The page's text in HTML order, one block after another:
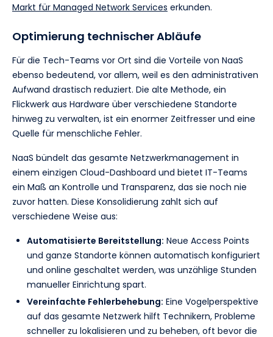
Markt für Managed Network Services erkunden.
Optimierung technischer Abläufe
Für die Tech-Teams vor Ort sind die Vorteile von NaaS
ebenso bedeutend, vor allem, weil es den administrativen
Aufwand drastisch reduziert. Die alte Methode, ein
Flickwerk aus Hardware über verschiedene Standorte
hinweg zu verwalten, ist ein enormer Zeitfresser und eine
Quelle für menschliche Fehler.
NaaS bündelt das gesamte Netzwerkmanagement in
einem einzigen Cloud-Dashboard und bietet IT-Teams
ein Maß an Kontrolle und Transparenz, das sie noch nie
zuvor hatten. Diese Konsolidierung zahlt sich auf
verschiedene Weise aus:
Automatisierte Bereitstellung: Neue Access Points
und ganze Standorte können automatisch konfiguriert
und online geschaltet werden, was unzählige Stunden
manueller Einrichtung spart.
Vereinfachte Fehlerbehebung: Eine Vogelperspektive
auf das gesamte Netzwerk hilft Technikern, Probleme
schneller zu lokalisieren und zu beheben, oft bevor die